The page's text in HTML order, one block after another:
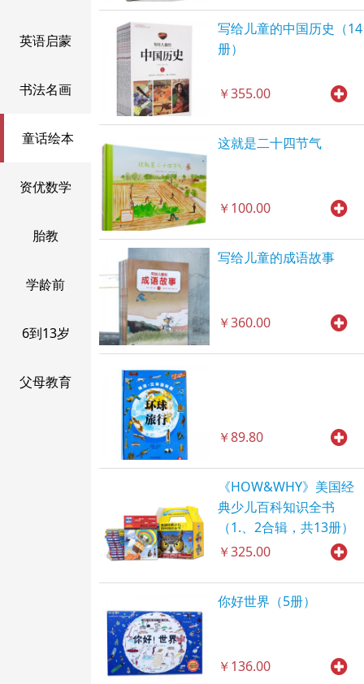
英语启蒙
书法名画
童话绘本
资优数学
胎教
学龄前
6到13岁
父母教育
写给儿童的中国历史（14
册）
￥355.00
这就是二十四节气
￥100.00
写给儿童的成语故事
￥360.00
￥89.80
《HOW&WHY》美国经
典少儿百科知识全书
（1.、2合辑，共13册）
￥325.00
你好世界（5册）
￥136.00